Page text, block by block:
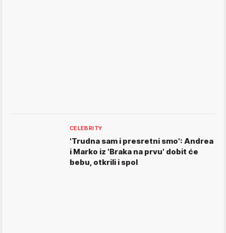
CELEBRITY
'Trudna sam i presretni smo': Andrea
i Marko iz 'Braka na prvu' dobit će
bebu, otkrili i spol